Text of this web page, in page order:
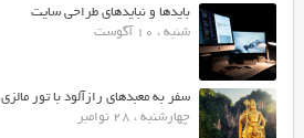
بایدها و نبایدهای طراحی سایت
شنبه ، 10 آگوست
سفر به معبدهای رازآلود با تور مالزی
چهارشنبه ، 28 نوامبر